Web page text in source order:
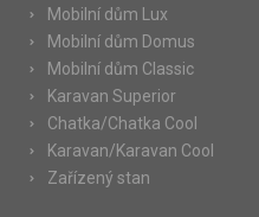
Mobilní dům Lux
Mobilní dům Domus
Mobilní dům Classic
Karavan Superior
Chatka/Chatka Cool
Karavan/Karavan Cool
Zařízený stan